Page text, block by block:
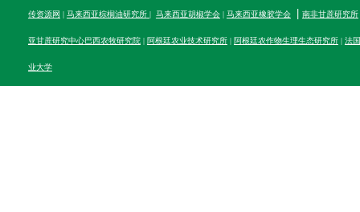
传资源网 | 马来西亚棕榈油研究所 | 马来西亚胡椒学会| 马来西亚橡胶学会 南非甘蔗研究所
亚甘蔗研究中心巴西农牧研究院| 阿根廷农业技术研究所| 阿根廷农作物生理生态研究所| 法
业大学